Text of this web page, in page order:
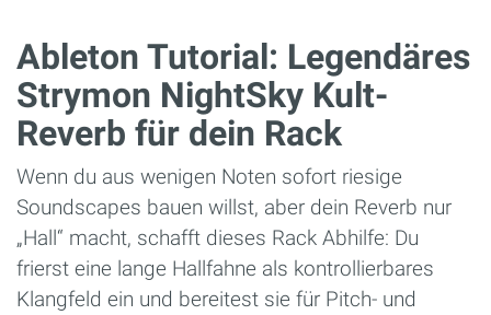
Ableton Tutorial: Legendäres
Strymon NightSky Kult-
Reverb für dein Rack
Wenn du aus wenigen Noten sofort riesige
Soundscapes bauen willst, aber dein Reverb nur
„Hall“ macht, schafft dieses Rack Abhilfe: Du
frierst eine lange Hallfahne als kontrollierbares
Klangfeld ein und bereitest sie für Pitch- und